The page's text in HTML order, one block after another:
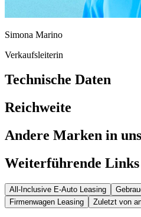
Simona Marino
Verkaufsleiterin
Technische Daten
Reichweite
Andere Marken in
Weiterführende Links
All-Inclusive E-Auto Leasing
Firmenwagen Leasing
Zuletzt von